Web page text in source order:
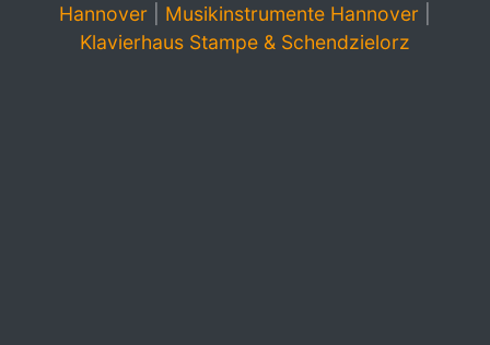
Hannover
Musikinstrumente Hannover
Klavierhaus Stampe & Schendzielorz